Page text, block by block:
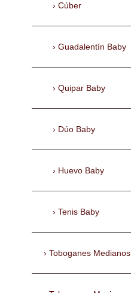
Cúber
Guadalentín Baby
Quipar Baby
Dúo Baby
Huevo Baby
Tenis Baby
Toboganes Medianos